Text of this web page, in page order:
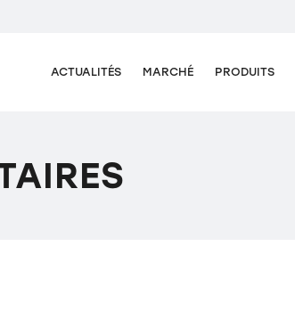
ACTUALITÉS MARCHÉ PRODUITS